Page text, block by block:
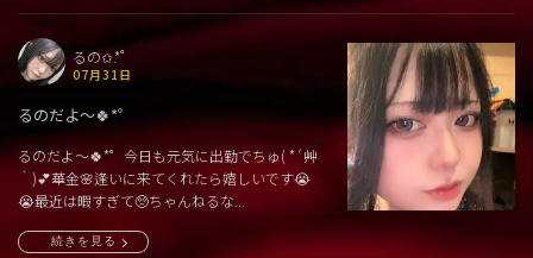
るの✩.*˚
07月31日
るのだよ〜🍀*゜
るのだよ〜🍀*゜今日も元気に出勤でちゅ( *´艸
｀)💕華金🌸逢いに来てくれたら嬉しいです😭
😭最近は暇すぎて🥺ちゃんねるな...
続きを見る